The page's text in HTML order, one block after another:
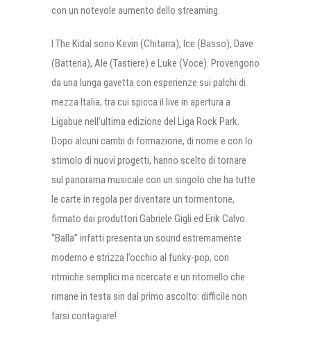
con un notevole aumento dello streaming.
I The Kidal sono Kevin (Chitarra), Ice (Basso), Dave
(Batteria), Ale (Tastiere) e Luke (Voce). Provengono
da una lunga gavetta con esperienze sui palchi di
mezza Italia, tra cui spicca il live in apertura a
Ligabue nell’ultima edizione del Liga Rock Park.
Dopo alcuni cambi di formazione, di nome e con lo
stimolo di nuovi progetti, hanno scelto di tornare
sul panorama musicale con un singolo che ha tutte
le carte in regola per diventare un tormentone,
firmato dai produttori Gabriele Gigli ed Erik Calvo.
“Balla” infatti presenta un sound estremamente
moderno e strizza l’occhio al funky-pop, con
ritmiche semplici ma ricercate e un ritornello che
rimane in testa sin dal primo ascolto: difficile non
farsi contagiare!